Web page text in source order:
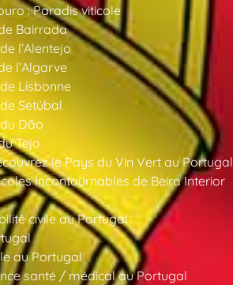
: Paradis viticole
Bairrada
l’Alentejo
l’Algarve
Lisbonne
Setúbal
Dão
Tejo
le Pays du Vin Vert au Portugal
Incontournables de Beira Interior
civile au Portugal
au Portugal
santé / médical au Portugal